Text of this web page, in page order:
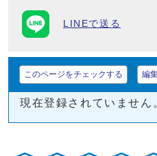
LINEで送る
このページをチェックする 編
現在登録されていません